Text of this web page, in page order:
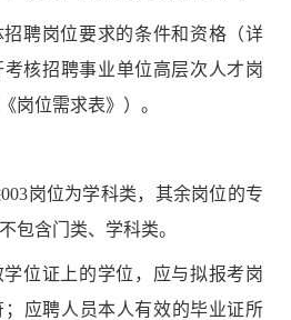
聘岗位要求的条件和资格（详
考核招聘事业单位高层次人才岗
岗位需求表》 ）。
003岗位为学科类，其余岗位的专
包含门类、学科类。
位证上的学位，应与拟报考岗
应聘人员本人有效的毕业证所